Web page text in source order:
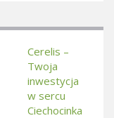
Cerelis –
Twoja
inwestycja
w sercu
Ciechocinka